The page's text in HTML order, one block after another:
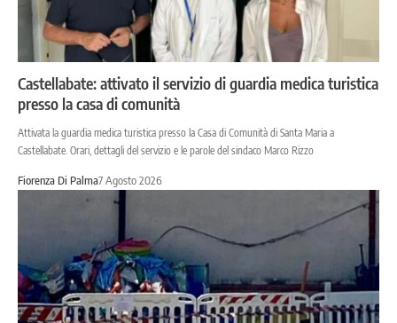
Castellabate: attivato il servizio di guardia medica turistica
presso la casa di comunità
Attivata la guardia medica turistica presso la Casa di Comunità di Santa Maria a
Castellabate. Orari, dettagli del servizio e le parole del sindaco Marco Rizzo
Fiorenza Di Palma7 Agosto 2026